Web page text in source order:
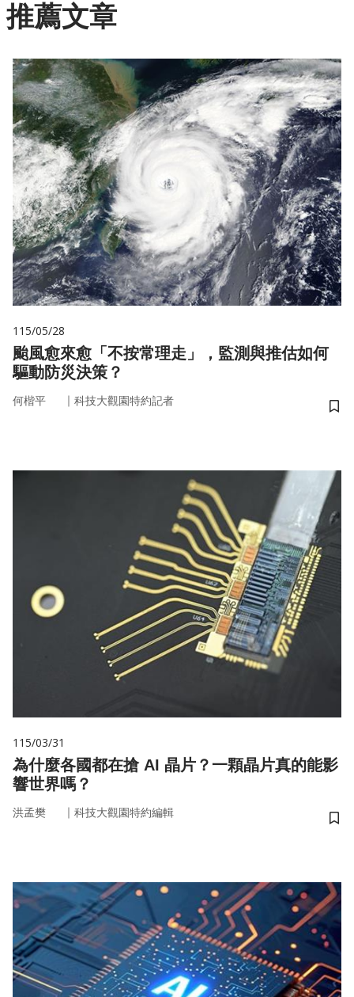
推薦文章
115/05/28
颱風愈來愈「不按常理走」，監測與推估如何
驅動防災決策？
何楷平 ｜ 科技大觀園特約記者
儲
115/03/31
為什麼各國都在搶 AI 晶片？一顆晶片真的能影
響世界嗎？
洪孟樊 ｜ 科技大觀園特約編輯
儲